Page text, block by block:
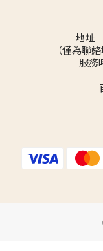
地址
（僅為聯
服務